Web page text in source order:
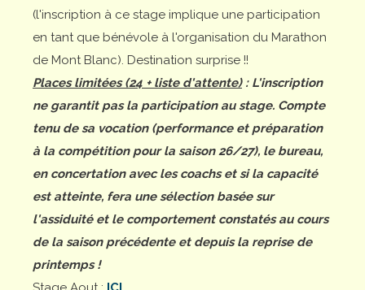
(l'inscription à ce stage implique une participation
en tant que bénévole à l'organisation du Marathon
de Mont Blanc). Destination surprise !!
Places limitées (24 + liste d'attente): L'inscription
ne garantit pas la participation au stage. Compte
tenu de sa vocation (performance et préparation
à la compétition pour la saison 26/27), le bureau,
en concertation avec les coachs et si la capacité
est atteinte, fera une sélection basée sur
l'assiduité et le comportement constatés au cours
de la saison précédente et depuis la reprise de
printemps !